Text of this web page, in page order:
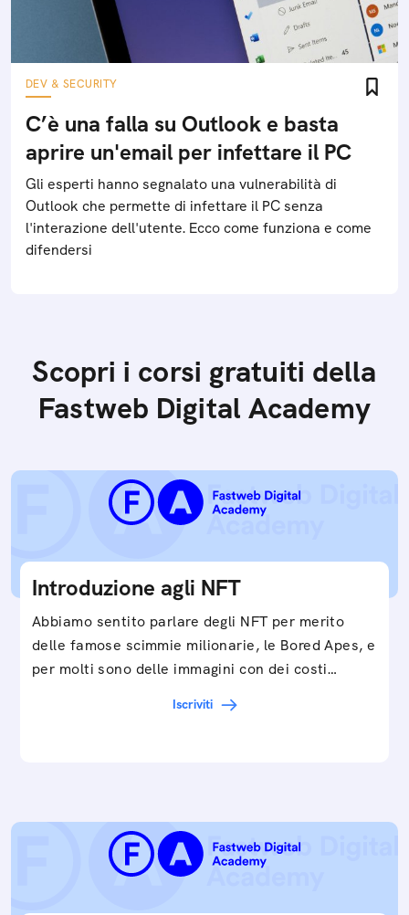
DEV & SECURITY
C’è una falla su Outlook e basta
aprire un'email per infettare il PC
Gli esperti hanno segnalato una vulnerabilità di
Outlook che permette di infettare il PC senza
l'interazione dell'utente. Ecco come funziona e come
difendersi
Scopri i corsi gratuiti della
Fastweb Digital Academy
Introduzione agli NFT
Abbiamo sentito parlare degli NFT per merito
delle famose scimmie milionarie, le Bored Apes, e
per molti sono delle immagini con dei costi…
Iscriviti